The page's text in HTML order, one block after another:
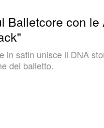
Balletcore con le
in satin unisce il DNA
del balletto.